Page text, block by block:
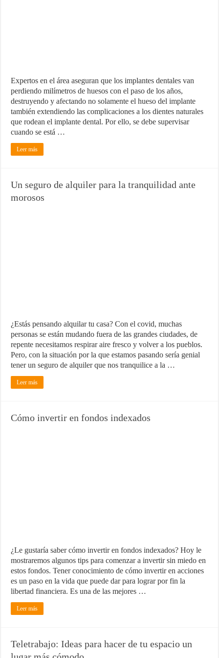
Expertos en el área aseguran que los implantes dentales van
perdiendo milímetros de huesos con el paso de los años,
destruyendo y afectando no solamente el hueso del implante
también extendiendo las complicaciones a los dientes naturales
que rodean el implante dental. Por ello, se debe supervisar
cuando se está …
Leer más
Un seguro de alquiler para la tranquilidad ante
morosos
¿Estás pensando alquilar tu casa? Con el covid, muchas
personas se están mudando fuera de las grandes ciudades, de
repente necesitamos respirar aire fresco y volver a los pueblos.
Pero, con la situación por la que estamos pasando sería genial
tener un seguro de alquiler que nos tranquilice a la …
Leer más
Cómo invertir en fondos indexados
¿Le gustaría saber cómo invertir en fondos indexados? Hoy le
mostraremos algunos tips para comenzar a invertir sin miedo en
estos fondos. Tener conocimiento de cómo invertir en acciones
es un paso en la vida que puede dar para lograr por fin la
libertad financiera. Es una de las mejores …
Leer más
Teletrabajo: Ideas para hacer de tu espacio un